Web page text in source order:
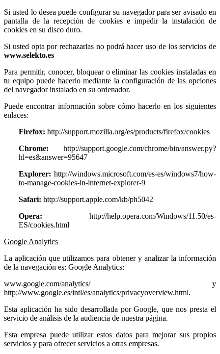
Si usted lo desea puede configurar su navegador para ser avisado en
pantalla de la recepción de cookies e impedir la instalación de
cookies en su disco duro.
Si usted opta por rechazarlas no podrá hacer uso de los servicios de
www.selekto.es
Para permitir, conocer, bloquear o eliminar las cookies instaladas en
tu equipo puede hacerlo mediante la configuración de las opciones
del navegador instalado en su ordenador.
Puede encontrar información sobre cómo hacerlo en los siguientes
enlaces:
Firefox: http://support.mozilla.org/es/products/firefox/cookies
Chrome: http://support.google.com/chrome/bin/answer.py?
hl=es&answer=95647
Explorer: http://windows.microsoft.com/es-es/windows7/how-
to-manage-cookies-in-internet-explorer-9
Safari: http://support.apple.com/kb/ph5042
Opera: http://help.opera.com/Windows/11.50/es-
ES/cookies.html
Google Analytics
La aplicación que utilizamos para obtener y analizar la información
de la navegación es: Google Analytics:
www.google.com/analytics/ y
http://www.google.es/intl/es/analytics/privacyoverview.html.
Esta aplicación ha sido desarrollada por Google, que nos presta el
servicio de análisis de la audiencia de nuestra página.
Esta empresa puede utilizar estos datos para mejorar sus propios
servicios y para ofrecer servicios a otras empresas.